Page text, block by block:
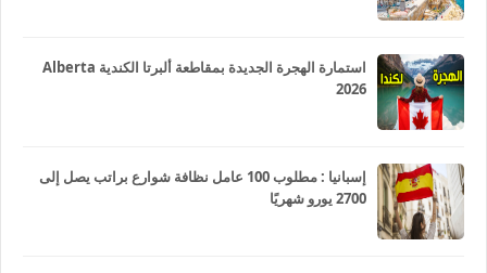
استمارة الهجرة الجديدة بمقاطعة ألبرتا الكندية Alberta
2026
إسبانيا : مطلوب 100 عامل نظافة شوارع براتب يصل إلى
2700 يورو شهريًا